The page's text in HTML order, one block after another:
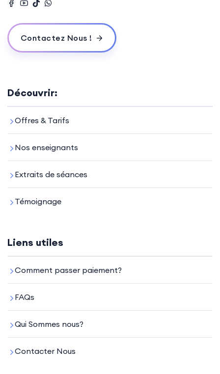
Contactez Nous !
Découvrir:
Offres & Tarifs
Nos enseignants
Extraits de séances
Témoignage
Liens utiles
Comment passer paiement?
FAQs
Qui Sommes nous?
Contacter Nous